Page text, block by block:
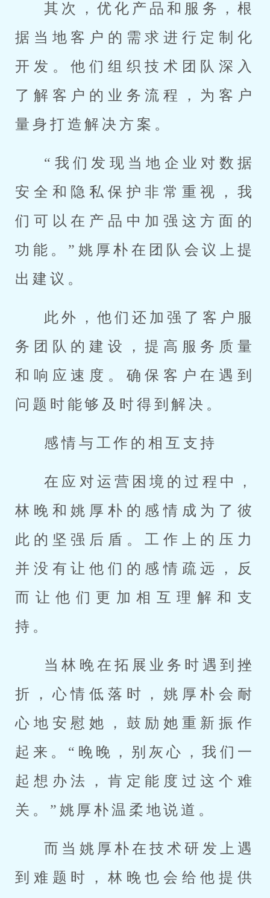
其次，优化产品和服务，根
据当地客户的需求进行定制化
开发。他们组织技术团队深入
了解客户的业务流程，为客户
量身打造解决方案。
“我们发现当地企业对数据
安全和隐私保护非常重视，我
们可以在产品中加强这方面的
功能。”姚厚朴在团队会议上提
出建议。
此外，他们还加强了客户服
务团队的建设，提高服务质量
和响应速度。确保客户在遇到
问题时能够及时得到解决。
感情与工作的相互支持
在应对运营困境的过程中，
林晚和姚厚朴的感情成为了彼
此的坚强后盾。工作上的压力
并没有让他们的感情疏远，反
而让他们更加相互理解和支
持。
当林晚在拓展业务时遇到挫
折，心情低落时，姚厚朴会耐
心地安慰她，鼓励她重新振作
起来。“晚晚，别灰心，我们一
起想办法，肯定能度过这个难
关。”姚厚朴温柔地说道。
而当姚厚朴在技术研发上遇
到难题时，林晚也会给他提供